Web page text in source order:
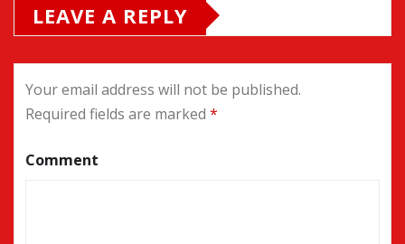
LEAVE A REPLY
Your email address will not be published.
Required fields are marked *
Comment